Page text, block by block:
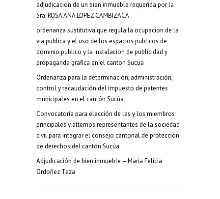
adjudicacion de un bien inmueble requerida por la
Sra. ROSA ANA LOPEZ CAMBIZACA
ordenanza sustitutiva que regula la ocupacion de la
via publica y el uso de los espacios publicos de
dominio publico y la instalacion de publicidad y
propaganda grafica en el canton Sucua
Ordenanza para la determinación, administración,
control y recaudación del impuesto de patentes
municipales en el cantón Sucúa
Convocatoria para elección de las y los miembros
principales y alternos representantes de la sociedad
civil para integrar el consejo cantonal de protección
de derechos del cantón Sucúa
Adjudicación de bien inmueble – Maria Felicia
Ordoñez Taza